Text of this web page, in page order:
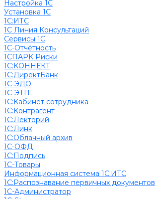
Настройка 1С
Установка 1С
1С:ИТС
1С Линия Консультаций
Сервисы 1С
1С-Отчётность
1СПАРК Риски
1С:КОННЕКТ
1С:ДиректБанк
1С-ЭДО
1С-ЭТП
1С:Кабинет сотрудника
1С:Контрагент
1С:Лекторий
1С:Линк
1С:Облачный архив
1С-ОФД
1С:Подпись
1С-Товары
Информационная система 1С:ИТС
1С:Распознавание первичных документов
1С-Администратор